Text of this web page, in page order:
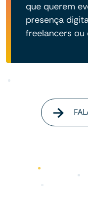
que querem
presença
freelancers ou